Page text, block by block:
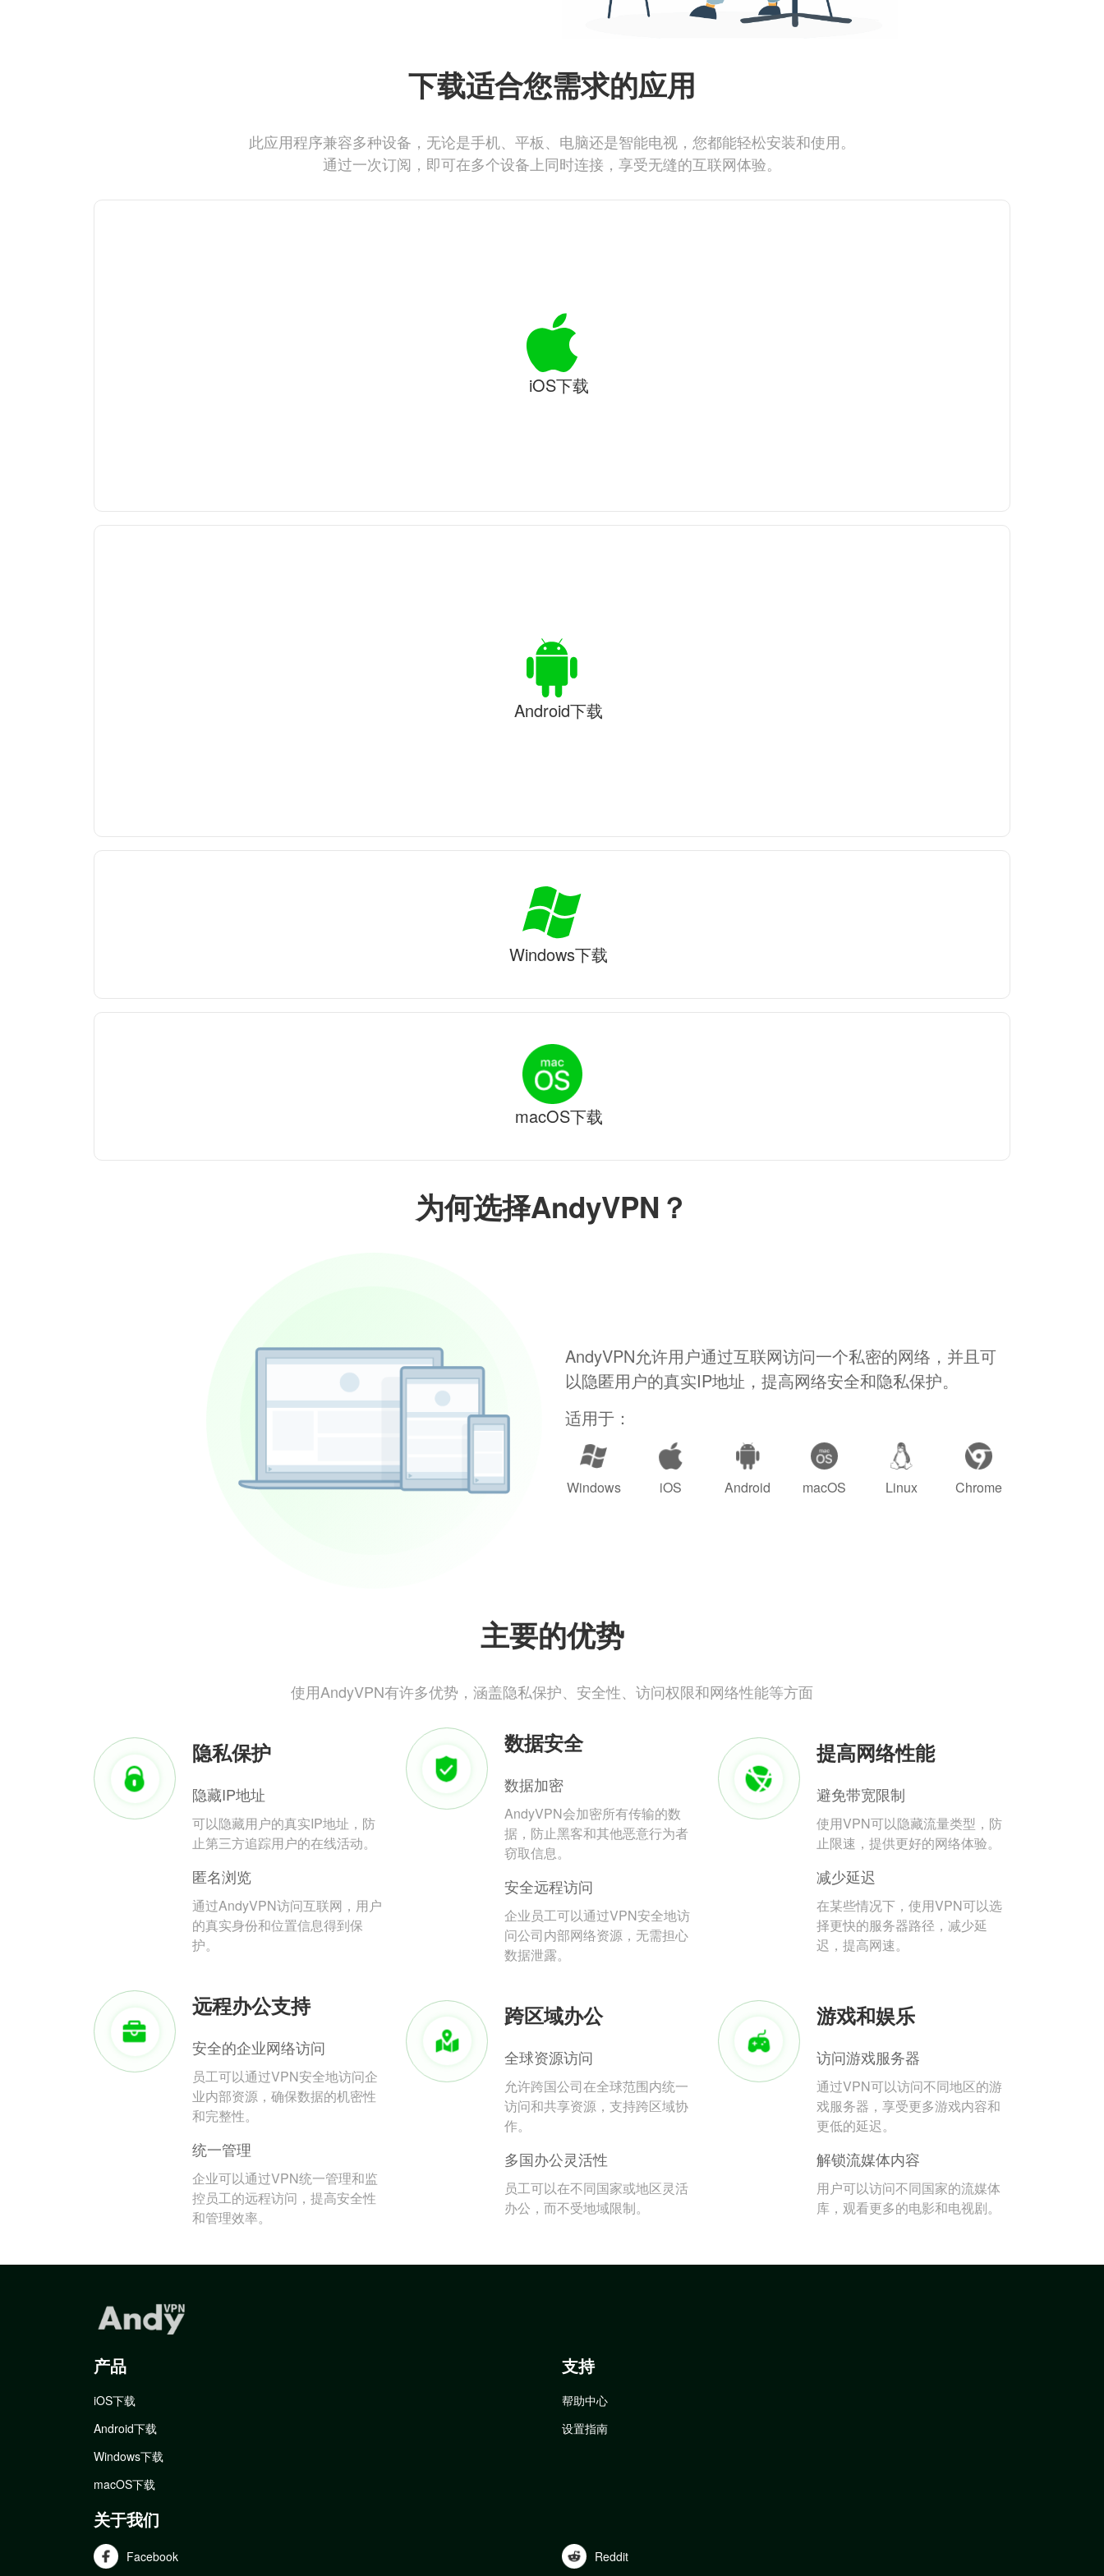
为何选择AndyVPN？
AndyVPN允许用户通过互联网访问一个私密的网络，并且可
以隐匿用户的真实IP地址，提高网络安全和隐私保护。
适用于：
Windows iOS Android macOS Linux Chrome
主要的优势
使用AndyVPN有许多优势，涵盖隐私保护、安全性、访问权限和网络性能等方面
隐私保护
隐藏IP地址
可以隐藏用户的真实IP地址，防
止第三方追踪用户的在线活动。
匿名浏览
通过AndyVPN访问互联网，用户
的真实身份和位置信息得到保
护。
数据安全
数据加密
AndyVPN会加密所有传输的数
据，防止黑客和其他恶意行为者
窃取信息。
安全远程访问
企业员工可以通过VPN安全地访
问公司内部网络资源，无需担心
数据泄露。
提高网络性能
避免带宽限制
使用VPN可以隐藏流量类型，防
止限速，提供更好的网络体验。
减少延迟
在某些情况下，使用VPN可以选
择更快的服务器路径，减少延
迟，提高网速。
远程办公支持
安全的企业网络访问
员工可以通过VPN安全地访问企
业内部资源，确保数据的机密性
和完整性。
统一管理
企业可以通过VPN统一管理和监
控员工的远程访问，提高安全性
和管理效率。
跨区域办公
全球资源访问
允许跨国公司在全球范围内统一
访问和共享资源，支持跨区域协
作。
多国办公灵活性
员工可以在不同国家或地区灵活
办公，而不受地域限制。
游戏和娱乐
访问游戏服务器
通过VPN可以访问不同地区的游
戏服务器，享受更多游戏内容和
更低的延迟。
解锁流媒体内容
用户可以访问不同国家的流媒体
库，观看更多的电影和电视剧。
下载适合您需求的应用
此应用程序兼容多种设备，无论是手机、平板、电脑还是智能电视，您都能轻松安装和使用。
通过一次订阅，即可在多个设备上同时连接，享受无缝的互联网体验。
iOS下载
Android下载
Windows下载
macOS下载
产品
iOS下载
Android下载
Windows下载
macOS下载
支持
帮助中心
设置指南
关于我们
Facebook Reddit